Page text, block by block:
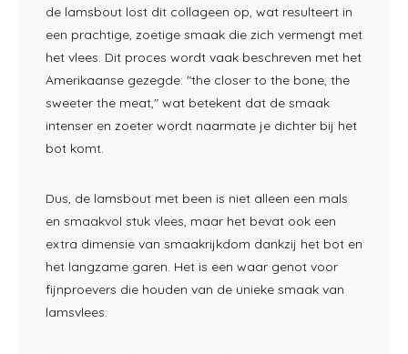
de lamsbout lost dit collageen op, wat resulteert in
een prachtige, zoetige smaak die zich vermengt met
het vlees. Dit proces wordt vaak beschreven met het
Amerikaanse gezegde: "the closer to the bone, the
sweeter the meat," wat betekent dat de smaak
intenser en zoeter wordt naarmate je dichter bij het
bot komt.
Dus, de lamsbout met been is niet alleen een mals
en smaakvol stuk vlees, maar het bevat ook een
extra dimensie van smaakrijkdom dankzij het bot en
het langzame garen. Het is een waar genot voor
fijnproevers die houden van de unieke smaak van
lamsvlees.